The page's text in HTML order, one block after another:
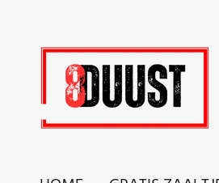
hoofdinhoud